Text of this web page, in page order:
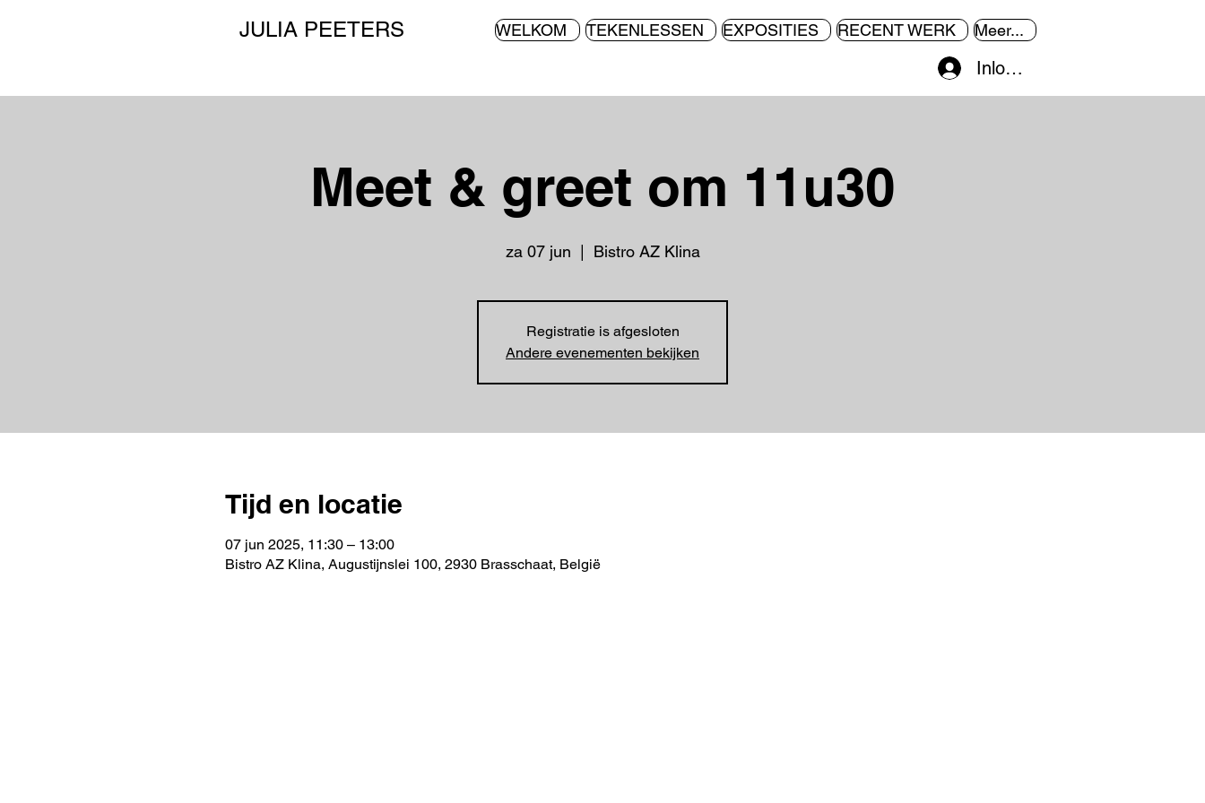
JULIA PEETERS WELKOM TEKENLESSEN EXPOSITIES RECENT WERK Meer...
Inloggen
Meet & greet om 11u30
za 07 jun Bistro AZ Klina
Registratie is afgesloten
Andere evenementen bekijken
Tijd en locatie
07 jun 2025, 11:30 – 13:00
Bistro AZ Klina, Augustijnslei 100, 2930 Brasschaat, België